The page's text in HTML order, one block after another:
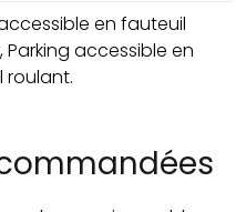
en fauteuil
Parking accessible en
roulant.